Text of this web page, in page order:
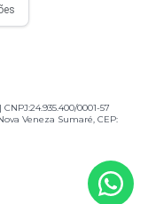
0001-57
Veneza Sumaré, CEP: